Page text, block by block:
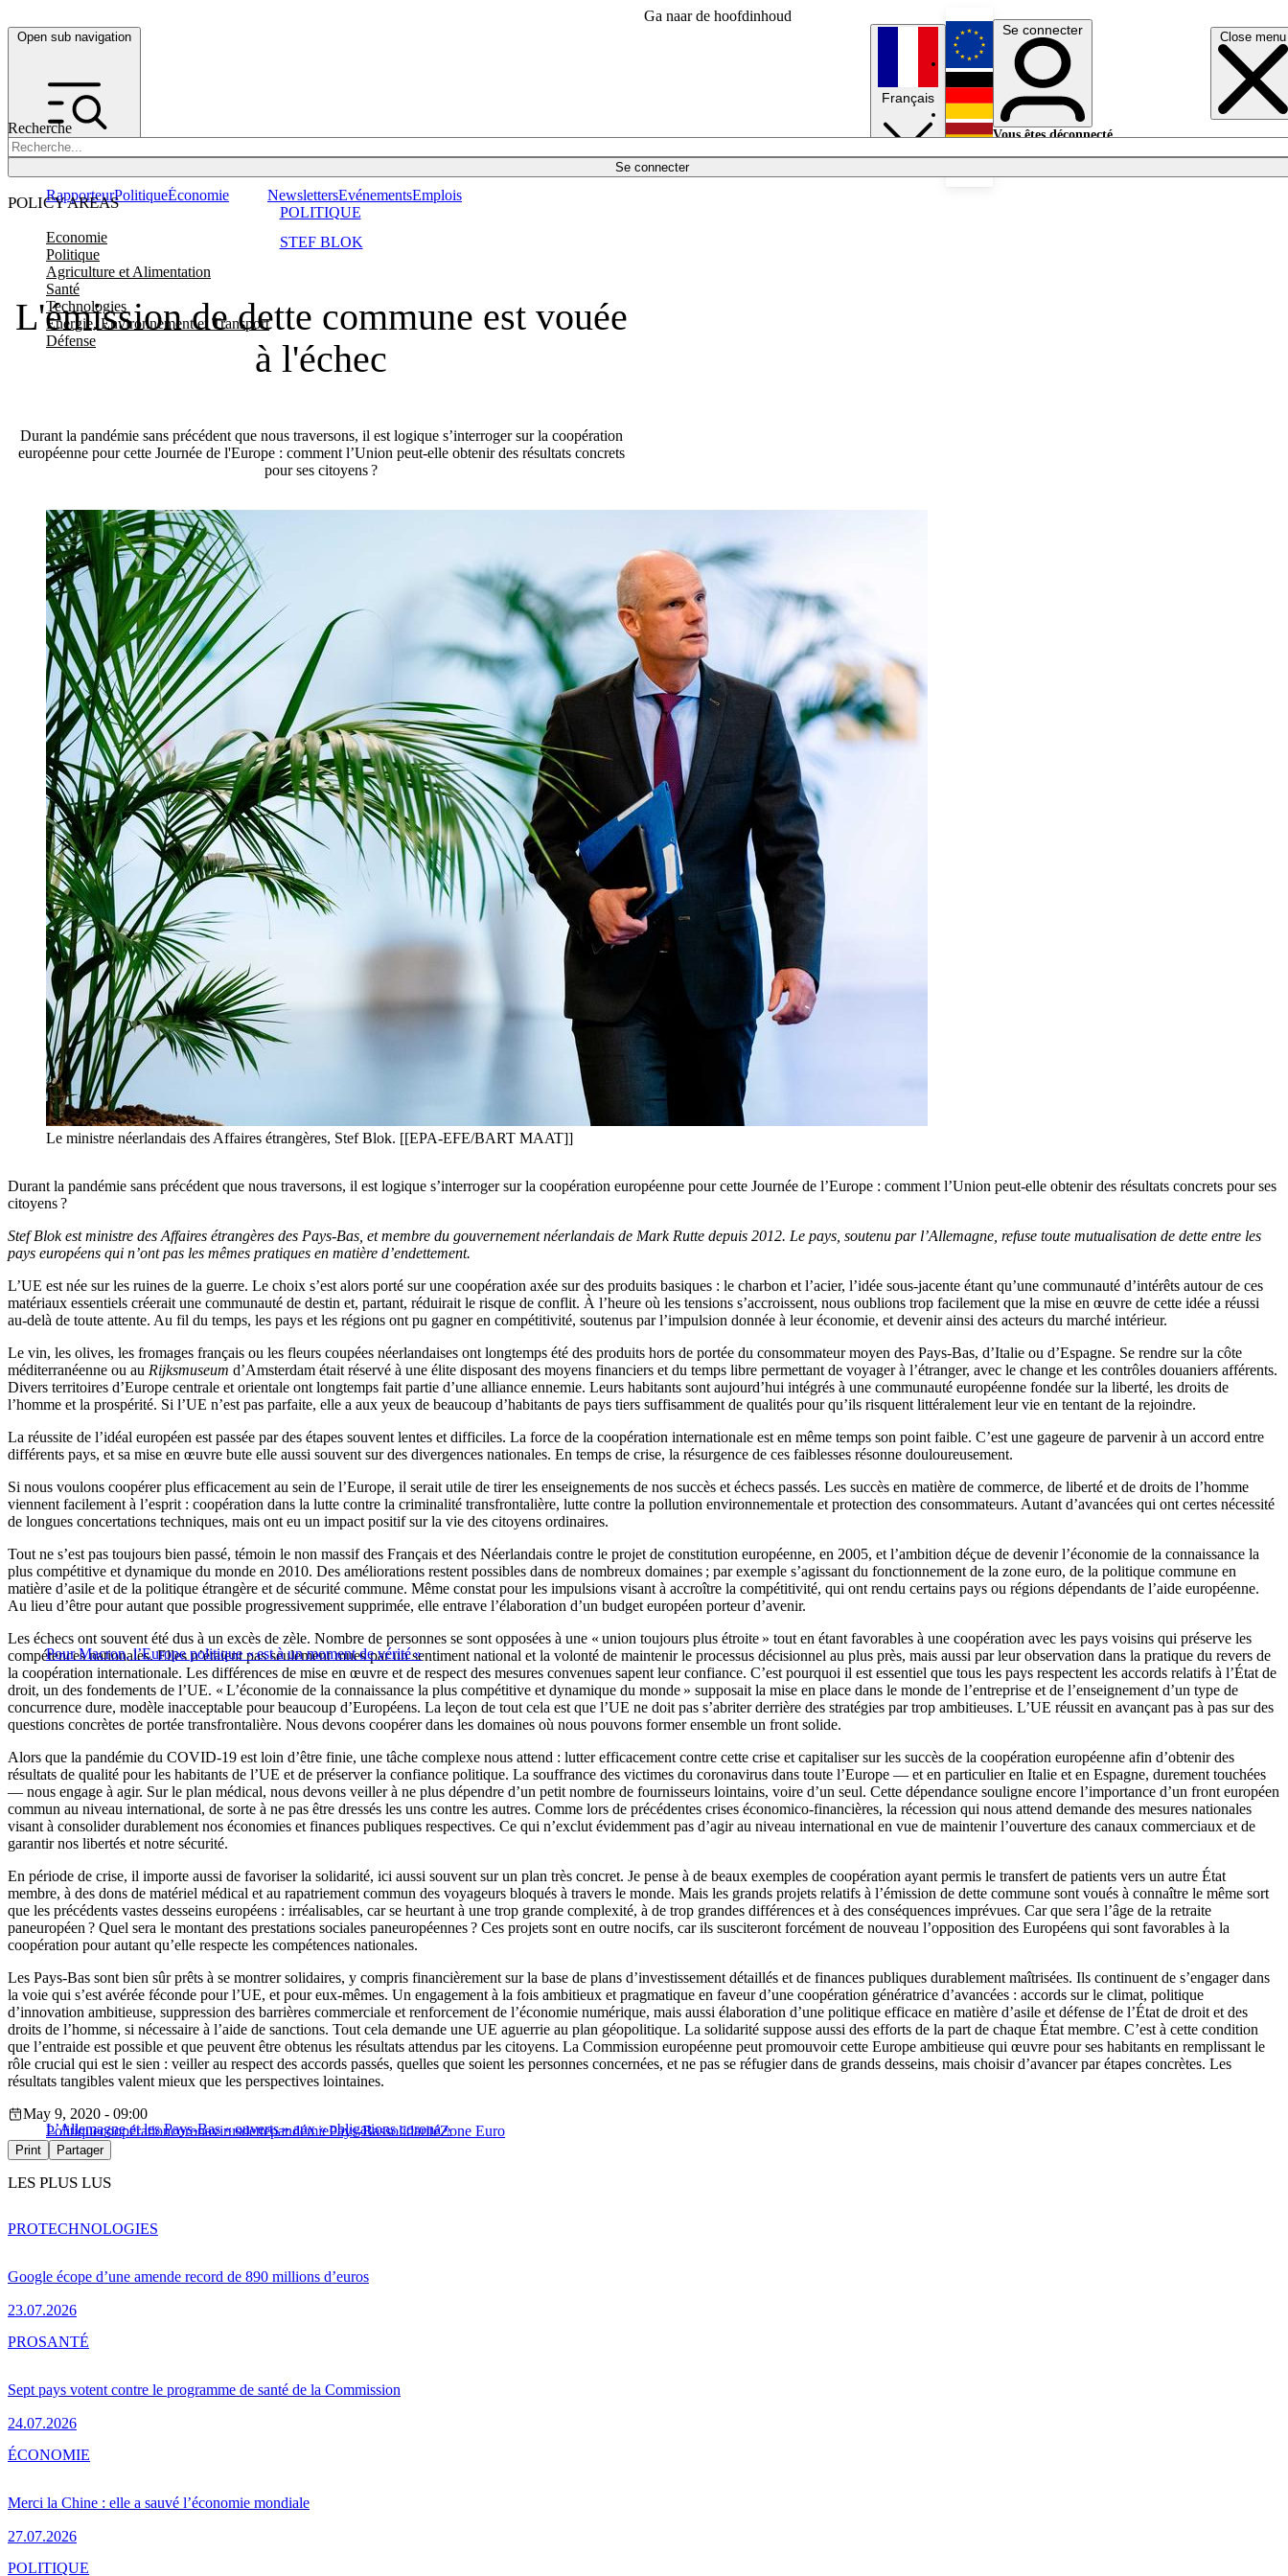
Ga naar de hoofdinhoud
Open sub navigation Close menu
Recherche
Se connecter
POLICY AREAS
Economie
Politique
Agriculture et Alimentation
Santé
Technologies
Energie, Environnement et Transport
Défense
RapporteurPolitiqueÉconomie NewslettersEvénementsEmplois
Français
English
Deutsch
Se connecter
Vous êtes déconnecté.
L'émission de dette commune est vouée
à l'échec
Durant la pandémie sans précédent que nous traversons, il est logique s’interroger sur la coopération
européenne pour cette Journée de l'Europe : comment l’Union peut-elle obtenir des résultats concrets
pour ses citoyens ?
STEF BLOK
POLITIQUE
Le ministre néerlandais des Affaires étrangères, Stef Blok. [[EPA-EFE/BART MAAT]]
Durant la pandémie sans précédent que nous traversons, il est logique s’interroger sur la coopération européenne pour cette Journée de l’Europe : comment l’Union peut-elle obtenir des résultats concrets pour ses
citoyens ?
Stef Blok est ministre des Affaires étrangères des Pays-Bas, et membre du gouvernement néerlandais de Mark Rutte depuis 2012. Le pays, soutenu par l’Allemagne, refuse toute mutualisation de dette entre les
pays européens qui n’ont pas les mêmes pratiques en matière d’endettement.
L’UE est née sur les ruines de la guerre. Le choix s’est alors porté sur une coopération axée sur des produits basiques : le charbon et l’acier, l’idée sous-jacente étant qu’une communauté d’intérêts autour de ces
matériaux essentiels créerait une communauté de destin et, partant, réduirait le risque de conflit. À l’heure où les tensions s’accroissent, nous oublions trop facilement que la mise en œuvre de cette idée a réussi
au-delà de toute attente. Au fil du temps, les pays et les régions ont pu gagner en compétitivité, soutenus par l’impulsion donnée à leur économie, et devenir ainsi des acteurs du marché intérieur.
Le vin, les olives, les fromages français ou les fleurs coupées néerlandaises ont longtemps été des produits hors de portée du consommateur moyen des Pays-Bas, d’Italie ou d’Espagne. Se rendre sur la côte
méditerranéenne ou au Rijksmuseum d’Amsterdam était réservé à une élite disposant des moyens financiers et du temps libre permettant de voyager à l’étranger, avec le change et les contrôles douaniers afférents.
Divers territoires d’Europe centrale et orientale ont longtemps fait partie d’une alliance ennemie. Leurs habitants sont aujourd’hui intégrés à une communauté européenne fondée sur la liberté, les droits de
l’homme et la prospérité. Si l’UE n’est pas parfaite, elle a aux yeux de beaucoup d’habitants de pays tiers suffisamment de qualités pour qu’ils risquent littéralement leur vie en tentant de la rejoindre.
La réussite de l’idéal européen est passée par des étapes souvent lentes et difficiles. La force de la coopération internationale est en même temps son point faible. C’est une gageure de parvenir à un accord entre
différents pays, et sa mise en œuvre bute elle aussi souvent sur des divergences nationales. En temps de crise, la résurgence de ces faiblesses résonne douloureusement.
Si nous voulons coopérer plus efficacement au sein de l’Europe, il serait utile de tirer les enseignements de nos succès et échecs passés. Les succès en matière de commerce, de liberté et de droits de l’homme
viennent facilement à l’esprit : coopération dans la lutte contre la criminalité transfrontalière, lutte contre la pollution environnementale et protection des consommateurs. Autant d’avancées qui ont certes nécessité
de longues concertations techniques, mais ont eu un impact positif sur la vie des citoyens ordinaires.
Tout ne s’est pas toujours bien passé, témoin le non massif des Français et des Néerlandais contre le projet de constitution européenne, en 2005, et l’ambition déçue de devenir l’économie de la connaissance la
plus compétitive et dynamique du monde en 2010. Des améliorations restent possibles dans de nombreux domaines ; par exemple s’agissant du fonctionnement de la zone euro, de la politique commune en
matière d’asile et de la politique étrangère et de sécurité commune. Même constat pour les impulsions visant à accroître la compétitivité, qui ont rendu certains pays ou régions dépendants de l’aide européenne.
Au lieu d’être pour autant que possible progressivement supprimée, elle entrave l’élaboration d’un budget européen porteur d’avenir.
Pour Macron, l’Europe politique « est à un moment de vérité »
Les échecs ont souvent été dus à un excès de zèle. Nombre de personnes se sont opposées à une « union toujours plus étroite » tout en étant favorables à une coopération avec les pays voisins qui préserve les
compétences nationales. Elles n’étaient pas seulement mues par un sentiment national et la volonté de maintenir le processus décisionnel au plus près, mais aussi par leur observation dans la pratique du revers de
la coopération internationale. Les différences de mise en œuvre et de respect des mesures convenues sapent leur confiance. C’est pourquoi il est essentiel que tous les pays respectent les accords relatifs à l’État de
droit, un des fondements de l’UE. « L’économie de la connaissance la plus compétitive et dynamique du monde » supposait la mise en place dans le monde de l’entreprise et de l’enseignement d’un type de
concurrence dure, modèle inacceptable pour beaucoup d’Européens. La leçon de tout cela est que l’UE ne doit pas s’abriter derrière des stratégies par trop ambitieuses. L’UE réussit en avançant pas à pas sur des
questions concrètes de portée transfrontalière. Nous devons coopérer dans les domaines où nous pouvons former ensemble un front solide.
Alors que la pandémie du COVID-19 est loin d’être finie, une tâche complexe nous attend : lutter efficacement contre cette crise et capitaliser sur les succès de la coopération européenne afin d’obtenir des
résultats de qualité pour les habitants de l’UE et de préserver la confiance politique. La souffrance des victimes du coronavirus dans toute l’Europe — et en particulier en Italie et en Espagne, durement touchées
— nous engage à agir. Sur le plan médical, nous devons veiller à ne plus dépendre d’un petit nombre de fournisseurs lointains, voire d’un seul. Cette dépendance souligne encore l’importance d’un front européen
commun au niveau international, de sorte à ne pas être dressés les uns contre les autres. Comme lors de précédentes crises économico-financières, la récession qui nous attend demande des mesures nationales
visant à consolider durablement nos économies et finances publiques respectives. Ce qui n’exclut évidemment pas d’agir au niveau international en vue de maintenir l’ouverture des canaux commerciaux et de
garantir nos libertés et notre sécurité.
En période de crise, il importe aussi de favoriser la solidarité, ici aussi souvent sur un plan très concret. Je pense à de beaux exemples de coopération ayant permis le transfert de patients vers un autre État
membre, à des dons de matériel médical et au rapatriement commun des voyageurs bloqués à travers le monde. Mais les grands projets relatifs à l’émission de dette commune sont voués à connaître le même sort
que les précédents vastes desseins européens : irréalisables, car se heurtant à une trop grande complexité, à de trop grandes différences et à des conséquences imprévues. Car que sera l’âge de la retraite
paneuropéen ? Quel sera le montant des prestations sociales paneuropéennes ? Ces projets sont en outre nocifs, car ils susciteront forcément de nouveau l’opposition des Européens qui sont favorables à la
coopération pour autant qu’elle respecte les compétences nationales.
Les Pays-Bas sont bien sûr prêts à se montrer solidaires, y compris financièrement sur la base de plans d’investissement détaillés et de finances publiques durablement maîtrisées. Ils continuent de s’engager dans
la voie qui s’est avérée féconde pour l’UE, et pour eux-mêmes. Un engagement à la fois ambitieux et pragmatique en faveur d’une coopération génératrice d’avancées : accords sur le climat, politique
d’innovation ambitieuse, suppression des barrières commerciale et renforcement de l’économie numérique, mais aussi élaboration d’une politique efficace en matière d’asile et défense de l’État de droit et des
droits de l’homme, si nécessaire à l’aide de sanctions. Tout cela demande une UE aguerrie au plan géopolitique. La solidarité suppose aussi des efforts de la part de chaque État membre. C’est à cette condition
que l’entraide est possible et que peuvent être obtenus les résultats attendus par les citoyens. La Commission européenne peut promouvoir cette Europe ambitieuse qui œuvre pour ses habitants en remplissant le
rôle crucial qui est le sien : veiller au respect des accords passés, quelles que soient les personnes concernées, et ne pas se réfugier dans de grands desseins, mais choisir d’avancer par étapes concrètes. Les
résultats tangibles valent mieux que les perspectives lointaines.
L’Allemagne et les Pays-Bas « ouverts » aux « obligations corona »
May 9, 2020 - 09:00
PolitiquecoopérationcoronavirusdettepandémiePays-BassolidaritéZone Euro
Print Partager
LES PLUS LUS
Google écope d’une amende record de 890 millions d’euros
23.07.2026
PROTECHNOLOGIES
Sept pays votent contre le programme de santé de la Commission
24.07.2026
PROSANTÉ
Merci la Chine : elle a sauvé l’économie mondiale
27.07.2026
ÉCONOMIE
POLITIQUE